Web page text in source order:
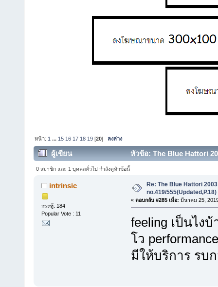
หน้า: 1 ... 15 16 17 18 19 [20] ลงล่าง
ผู้เขียน หัวข้อ: The Blue Hattori
0 สมาชิก และ 1 บุคคลทั่วไป กำลังดูหัวข้อนี้
intrinsic
กระทู้: 184
Popular Vote : 11
Re: The Blue Hattori
no.419/555(Updated,P.18)
« ตอบกลับ #285 เมื่อ: มีนาคม 25,
feeling เป็นไง
โว
มีให้บริการ รบ